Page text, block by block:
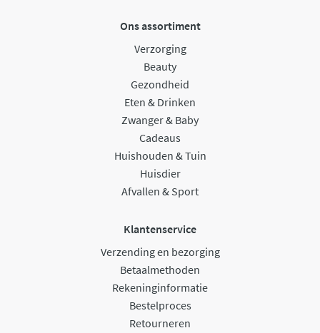
Ons assortiment
Verzorging
Beauty
Gezondheid
Eten & Drinken
Zwanger & Baby
Cadeaus
Huishouden & Tuin
Huisdier
Afvallen & Sport
Klantenservice
Verzending en bezorging
Betaalmethoden
Rekeninginformatie
Bestelproces
Retourneren